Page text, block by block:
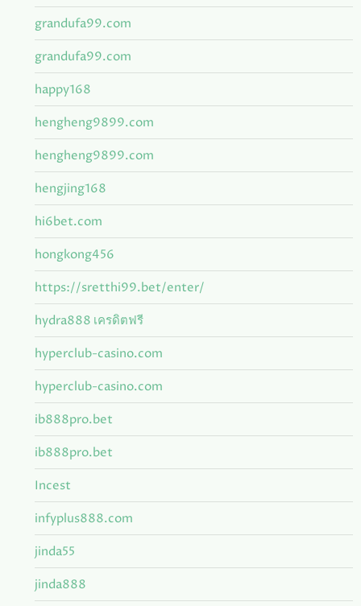
grandufa99.com
grandufa99.com
happy168
hengheng9899.com
hengheng9899.com
hengjing168
hi6bet.com
hongkong456
https://sretthi99.bet/enter/
hydra888 เครดิตฟรี
hyperclub-casino.com
hyperclub-casino.com
ib888pro.bet
ib888pro.bet
Incest
infyplus888.com
jinda55
jinda888